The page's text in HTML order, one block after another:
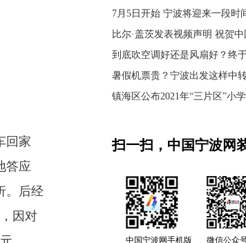
回家
答应
。后经
因对
7月5日开始 宁波将迎来一段时
比尔·盖茨发表视频声明 祝贺
到底吹空调好还是风扇好？终
暑假机票贵？宁波出发这样中
镇海区公布2021年“三片区”小
扫一扫，中国宁波网
中国宁波网手机版 微信公众